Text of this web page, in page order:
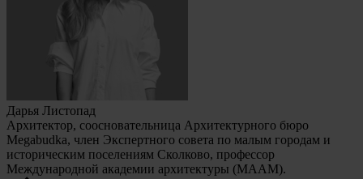
Дарья Листопад
Архитектор, соосновательница Архитектурного бюро
Megabudka, член Экспертного совета по малым городам и
историческим поселениям Сколково, профессор
Международной академии архитектуры (МААМ).